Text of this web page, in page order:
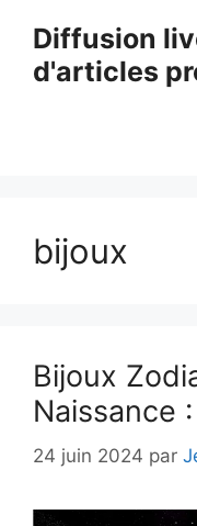
contenu
Diffusion
d'articles
bijoux
Bijoux
Naissance
24 juin 2024 par